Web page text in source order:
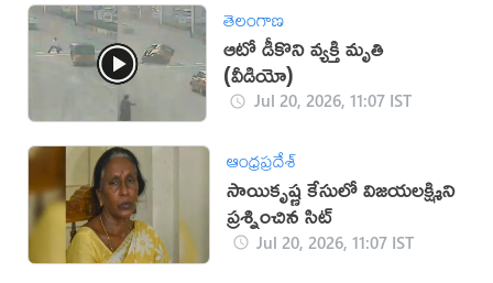
తెలంగాణ
ఆటో డీకొని వ్యక్తి మృతి
(వీడియో)
Jul 20, 2026, 11:07 IST
ఆంధ్రప్రదేశ్
సాయికృష్ణ కేసులో విజయలక్ష్మిని
ప్రశ్నించిన సిట్
Jul 20, 2026, 11:07 IST